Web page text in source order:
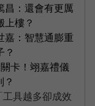
昌：還會有更厲
上樓？
嘉：智慧通膨重
？
卡！翊嘉禮儀
具越多卻成效